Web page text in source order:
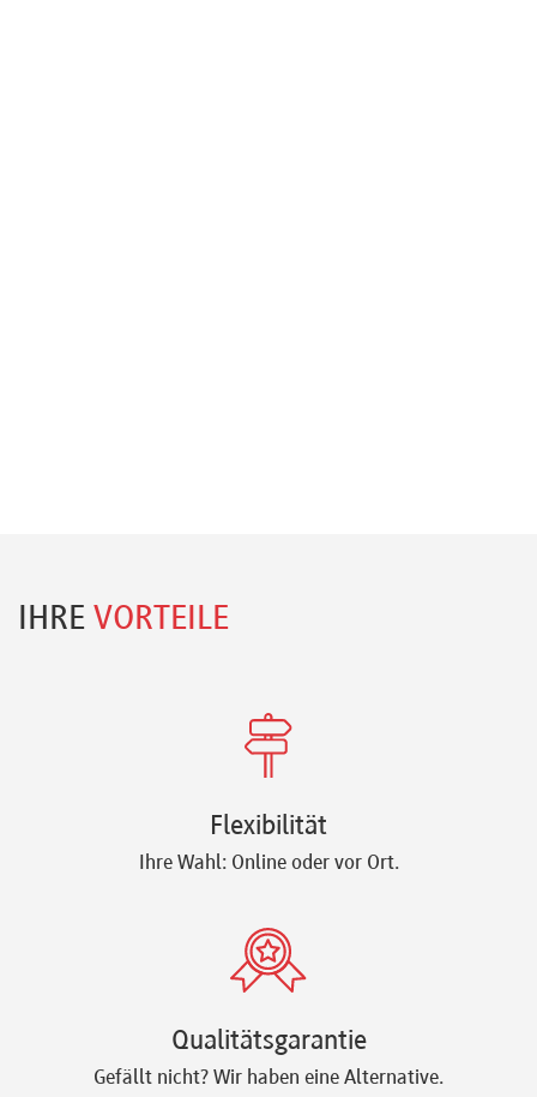
IHRE VORTEILE
Flexibilität
Ihre Wahl: Online oder vor Ort.
Qualitätsgarantie
Gefällt nicht? Wir haben eine Alternative.